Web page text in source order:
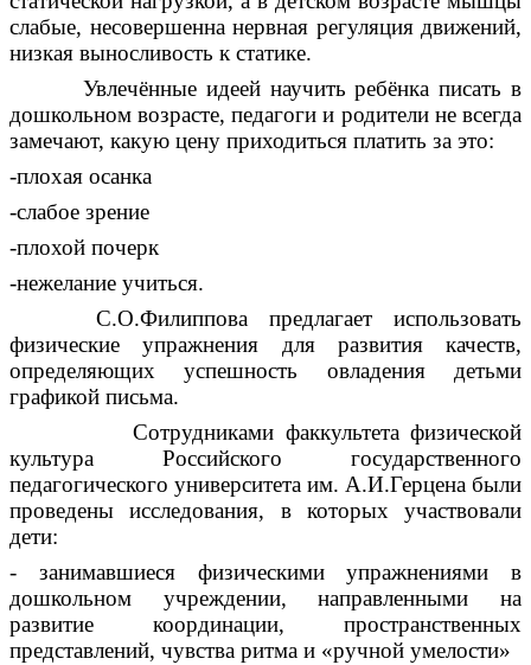
слабые, несовершенна нервная регуляция движений,
низкая выносливость к статике.
Увлечённые идеей научить ребёнка писать в
дошкольном возрасте, педагоги и родители не всегда
замечают, какую цену приходиться платить за это:
-плохая осанка
-слабое зрение
-плохой почерк
-нежелание учиться.
С.О.Филиппова предлагает использовать
физические упражнения для развития качеств,
определяющих успешность овладения детьми
графикой письма.
Сотрудниками факкультета физической
культура Российского государственного
педагогического университета им. А.И.Герцена были
проведены исследования, в которых участвовали
дети:
- занимавшиеся физическими упражнениями в
дошкольном учреждении, направленными на
развитие координации, пространственных
представлений, чувства ритма и «ручной умелости»